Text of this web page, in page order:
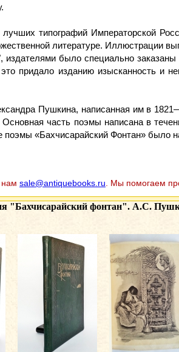
типографий Императорской
литературе. Иллюстрации
издателями было специально
придало изданию изысканность и
Пушкина, написанная им в
Основная часть поэмы написана в
поэмы «Бахчисарайский Фонтан» было
нам sale@antiquebooks.ru . Мы помогаем
"Бахчисарайский фонтан". А.С.